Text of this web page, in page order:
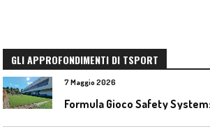
GLI APPROFONDIMENTI DI TSPORT
7 Maggio 2026